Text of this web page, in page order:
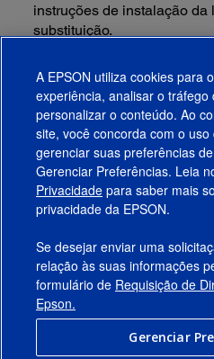
instruções de instalação da
substituição.
Funciona Com
Produtos
Suporte
Links Sugeridos
Empresa
Conecte-se com a Epson
A EPSON utiliza cookies para
experiência, analisar o tráfego
personalizar o conteúdo. Ao
site, você concorda com o
gerenciar suas preferências
Gerenciar Preferências. Leia
Privacidade para saber mais
privacidade da EPSON.
Se desejar enviar uma
relação às suas informações
formulário de Requisição de
Epson.
Gerenciar